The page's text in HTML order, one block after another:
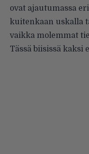
ovat ajautumassa
kuitenkaan uskalla
vaikka molemmat
Tässä biisissä kaksi